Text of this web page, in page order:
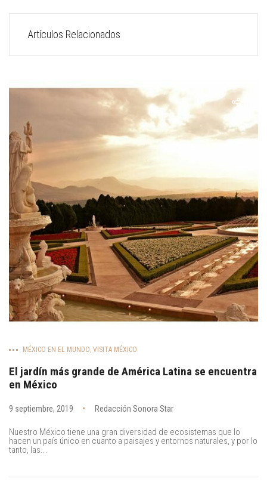
Artículos Relacionados
MÉXICO EN EL MUNDO, VISITA MÉXICO
El jardín más grande de América Latina se encuentra
en México
9 septiembre, 2019 Redacción Sonora Star
Nuestro México tiene una gran diversidad de ecosistemas que lo
hacen un país único en cuanto a paisajes y entornos naturales, y por lo
tanto, las...